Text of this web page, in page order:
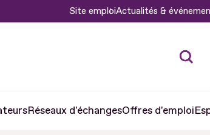
Site emploiActualités &
Réseaux d'échangesOffres d'emploi